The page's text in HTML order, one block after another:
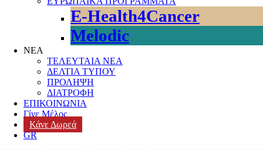
E-Health4Cancer
Melodic
ΝΕΑ
ΤΕΛΕΥΤΑΙΑ ΝΕΑ
ΔΕΛΤΙΑ ΤΥΠΟΥ
ΠΡΟΛΗΨΗ
ΔΙΑΤΡΟΦΗ
ΕΠΙΚΟΙΝΩΝΙΑ
Γίνε Μέλος
Κάνε Δωρεά
GR
Τετάρτη έως 4.30μμπου με ΑΝΑΚΟΙΝΩΣΗ της Αρχής
την Δευτέρα 6/7/2020 αυτό γίνεταιμόνο κατόπιν
τηλεφωνικού ραντεβού(τηλ. 2131306600).
είτε να την στείλετε με απλό ταχυδρομείο στη διεύθυνση
«Χαλκοκονδύλη 17, ΤΚ 10432, Αθήνα»,
είτε να την υποβάλετε μέσω της ηλεκτρονικής
πλατφόρμας στον ακόλουθο σύνδεσμο:
www.synigoros.gr/e-anafora
όπου θα έχετε τις παρακάτω επιλογές :
Υποβολή Ηλεκτρονικής Αναφοράς